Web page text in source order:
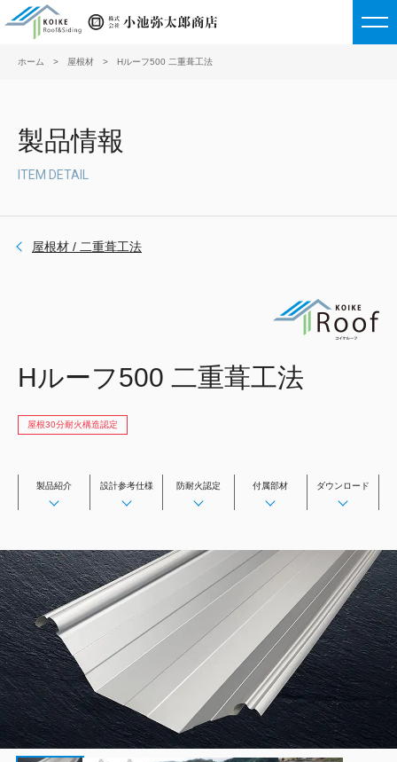
戻る
嵌合式縦葺
横葺
二重葺工法
吊り工法（吊工法）
特殊工法
戻る
縦葺（屋根材利用）
横葺（屋根材利用）
戻る
ホーム 屋根材 Hルーフ500 二重葺工法
製品情報
ITEM DETAIL
屋根材 / 二重葺工法
Hルーフ500 二重葺工法
屋根30分耐火構造認定
製品紹介 設計参考仕様 防耐火認定 付属部材 ダウンロード